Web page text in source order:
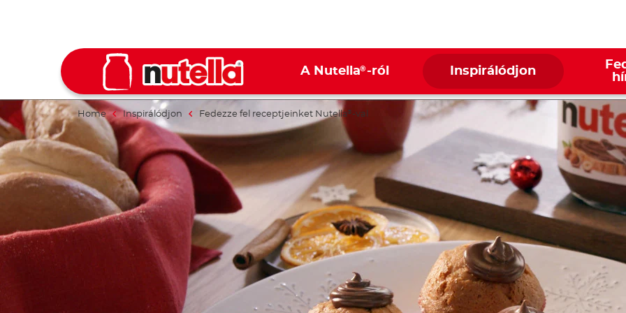
A Nutella® -ról Inspirálódjon
Home Inspirálódjon Fedezze fel receptjeinket Nutella® -val